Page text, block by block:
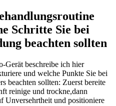
‌Schritte Sie bei
‍beachten sollten
Gerät beschreibe ich hier⁤
​und welche Punkte Sie bei
beachten sollten: Zuerst bereite
reinige und trockne,dann
Unversehrtheit⁣ und positioniere